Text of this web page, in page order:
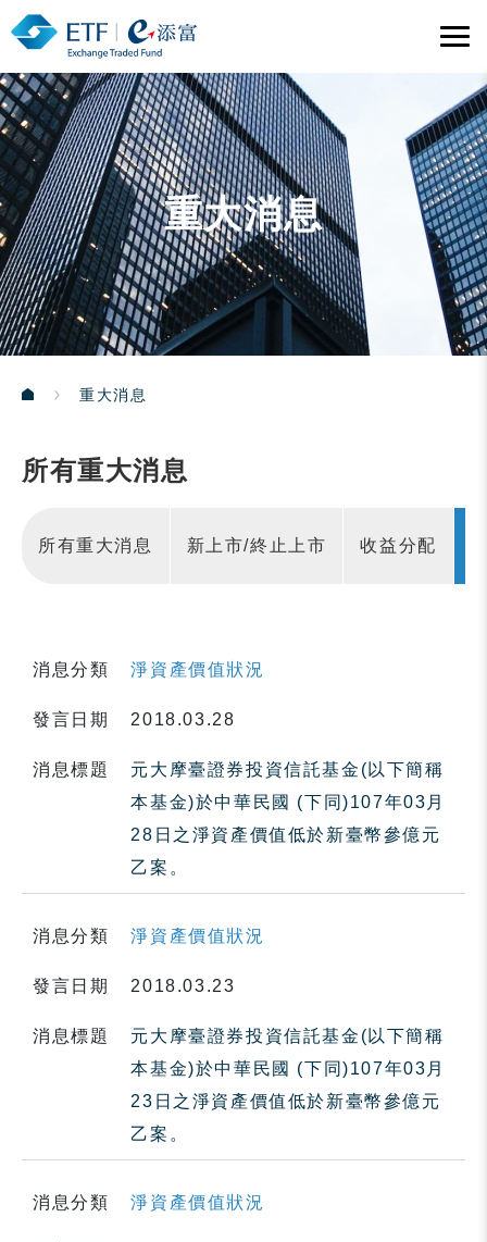
重大消息
重大消息
所有重大消息
所有重大消息 新上市/終止上市 收益分配
消息分類 淨資產價值狀況
發言日期 2018.03.28
消息標題
元大摩臺證券投資信託基金(以下簡稱
本基金)於中華民國 (下同)107年03月
28日之淨資產價值低於新臺幣參億元
乙案。
消息分類 淨資產價值狀況
發言日期 2018.03.23
消息標題
元大摩臺證券投資信託基金(以下簡稱
本基金)於中華民國 (下同)107年03月
23日之淨資產價值低於新臺幣參億元
乙案。
消息分類 淨資產價值狀況